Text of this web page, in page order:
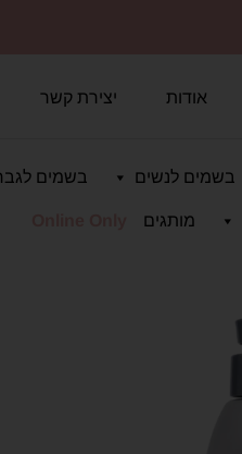
אודות יצירת קשר
בשמים לנשים בשמים
מותגים